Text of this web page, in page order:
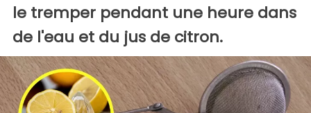
le tremper pendant une heure dans
de l'eau et du jus de citron.